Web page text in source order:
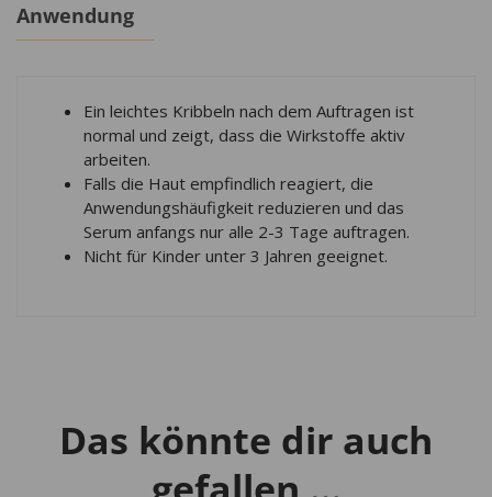
Anwendung
Ein leichtes Kribbeln nach dem Auftragen ist
normal und zeigt, dass die Wirkstoffe aktiv
arbeiten.
Falls die Haut empfindlich reagiert, die
Anwendungshäufigkeit reduzieren und das
Serum anfangs nur alle 2-3 Tage auftragen.
Nicht für Kinder unter 3 Jahren geeignet.
Das könnte dir auch